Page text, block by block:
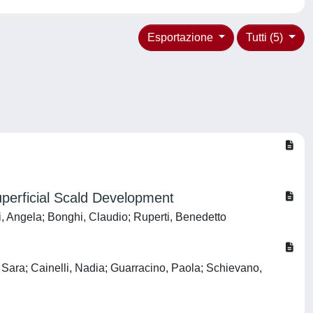
Tutti (5)
Esportazione
Scald Development
Angela; Bonghi, Claudio; Ruperti, Benedetto
Cainelli, Nadia; Guarracino, Paola; Schievano,